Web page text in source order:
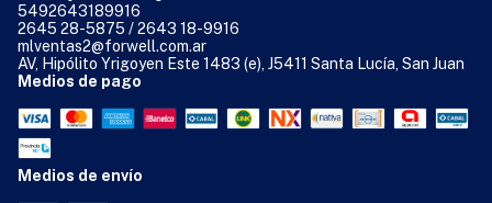
5492643189916
2645 28-5875 / 2643 18-9916
mlventas2@forwell.com.ar
AV, Hipólito Yrigoyen Este 1483 (e), J5411 Santa Lucía, San Juan
Medios de pago
Medios de envío